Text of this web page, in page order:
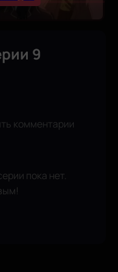
9
комментарии
пока нет.